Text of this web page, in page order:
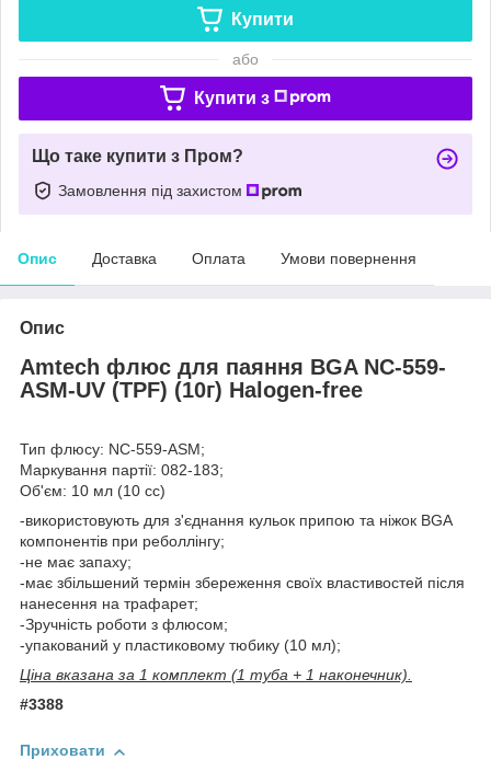
Купити
або
Купити з
Що таке купити з Пром?
Замовлення під захистом
Опис Доставка Оплата Умови повернення
Опис
Amtech флюс для паяння BGA NC-559-
ASM-UV (TPF) (10г) Halogen-free
Тип флюсу: NC-559-ASM;
Маркування партії: 082-183;
Об'єм: 10 мл (10 сс)
-використовують для з'єднання кульок припою та ніжок BGA
компонентів при реболлінгу;
-не має запаху;
-має збільшений термін збереження своїх властивостей після
нанесення на трафарет;
-Зручність роботи з флюсом;
-упакований у пластиковому тюбику (10 мл);
Ціна вказана за 1 комплект (1 туба + 1 наконечник).
#3388
Приховати